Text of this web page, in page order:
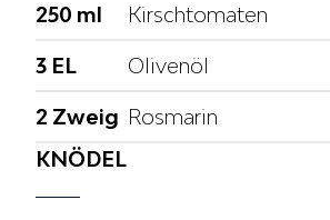
250 ml Kirschtomaten
3 EL Olivenöl
2 Zweig Rosmarin
KNÖDEL